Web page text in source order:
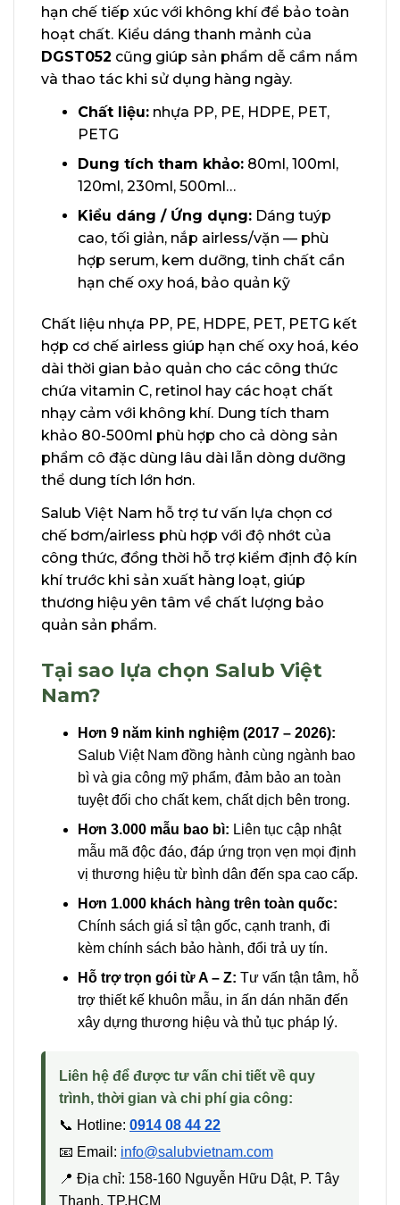
hạn chế tiếp xúc với không khí để bảo toàn
hoạt chất. Kiểu dáng thanh mảnh của
DGST052 cũng giúp sản phẩm dễ cầm nắm
và thao tác khi sử dụng hàng ngày.
Chất liệu:nhựa PP, PE, HDPE, PET,
PETG
Dung tích tham khảo:80ml, 100ml,
120ml, 230ml, 500ml…
Kiểu dáng / Ứng dụng:Dáng tuýp
cao, tối giản, nắp airless/vặn — phù
hợp serum, kem dưỡng, tinh chất cần
hạn chế oxy hoá, bảo quản kỹ
Chất liệu nhựa PP, PE, HDPE, PET, PETG kết
hợp cơ chế airless giúp hạn chế oxy hoá, kéo
dài thời gian bảo quản cho các công thức
chứa vitamin C, retinol hay các hoạt chất
nhạy cảm với không khí. Dung tích tham
khảo 80-500ml phù hợp cho cả dòng sản
phẩm cô đặc dùng lâu dài lẫn dòng dưỡng
thể dung tích lớn hơn.
Salub Việt Nam hỗ trợ tư vấn lựa chọn cơ
chế bơm/airless phù hợp với độ nhớt của
công thức, đồng thời hỗ trợ kiểm định độ kín
khí trước khi sản xuất hàng loạt, giúp
thương hiệu yên tâm về chất lượng bảo
quản sản phẩm.
Tại sao lựa chọn Salub Việt
Nam?
Hơn 9 năm kinh nghiệm (2017 – 2026):
Salub Việt Nam đồng hành cùng ngành bao
bì và gia công mỹ phẩm, đảm bảo an toàn
tuyệt đối cho chất kem, chất dịch bên trong.
Hơn 3.000 mẫu bao bì: Liên tục cập nhật
mẫu mã độc đáo, đáp ứng trọn vẹn mọi định
vị thương hiệu từ bình dân đến spa cao cấp.
Hơn 1.000 khách hàng trên toàn quốc:
Chính sách giá sỉ tận gốc, cạnh tranh, đi
kèm chính sách bảo hành, đổi trả uy tín.
Hỗ trợ trọn gói từ A – Z: Tư vấn tận tâm, hỗ
trợ thiết kế khuôn mẫu, in ấn dán nhãn đến
xây dựng thương hiệu và thủ tục pháp lý.
Liên hệ để được tư vấn chi tiết về quy
trình, thời gian và chi phí gia công:
📞 Hotline: 0914 08 44 22
📧 Email: info@salubvietnam.com
📍 Địa chỉ: 158-160 Nguyễn Hữu Dật, P. Tây
Thạnh, TP.HCM